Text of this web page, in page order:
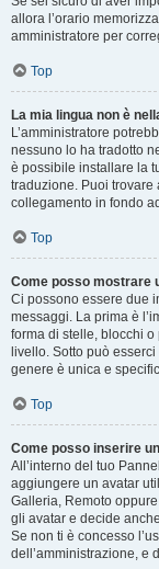
allora l’orario
amministratore per
Top
La mia lingua non è
L’amministratore
nessuno lo ha tradotto
è possibile installare la
traduzione. Puoi trovare
collegamento in fondo
Top
Come posso mostrare
Ci possono essere due
messaggi. La prima è
forma di stelle, blocchi
livello. Sotto può
genere è unica e
Top
Come posso inserire
All’interno del tuo
aggiungere un avatar
Galleria, Remoto
gli avatar e decide
Se non ti è concesso
dell’amministrazione, e